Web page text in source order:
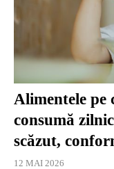
Alimentele pe
consumă
scăzut,
12 MAI 2026